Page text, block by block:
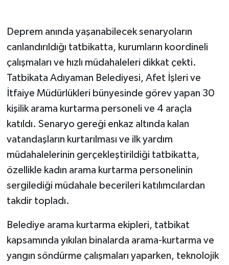
Deprem anında yaşanabilecek senaryoların
canlandırıldığı tatbikatta, kurumların koordineli
çalışmaları ve hızlı müdahaleleri dikkat çekti.
Tatbikata Adıyaman Belediyesi, Afet İşleri ve
İtfaiye Müdürlükleri bünyesinde görev yapan 30
kişilik arama kurtarma personeli ve 4 araçla
katıldı. Senaryo gereği enkaz altında kalan
vatandaşların kurtarılması ve ilk yardım
müdahalelerinin gerçekleştirildiği tatbikatta,
özellikle kadın arama kurtarma personelinin
sergilediği müdahale becerileri katılımcılardan
takdir topladı.
Belediye arama kurtarma ekipleri, tatbikat
kapsamında yıkılan binalarda arama-kurtarma ve
yangın söndürme çalışmaları yaparken, teknolojik